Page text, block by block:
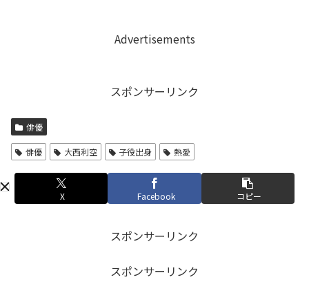
Advertisements
スポンサーリンク
俳優
俳優 大西利空 子役出身 熱愛
X Facebook コピー
スポンサーリンク
スポンサーリンク